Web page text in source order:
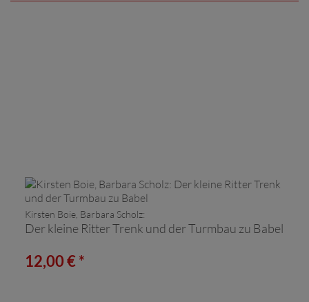
Kirsten Boie, Barbara Scholz:
Der kleine Ritter Trenk und der Turmbau zu Babel
12,00 € *